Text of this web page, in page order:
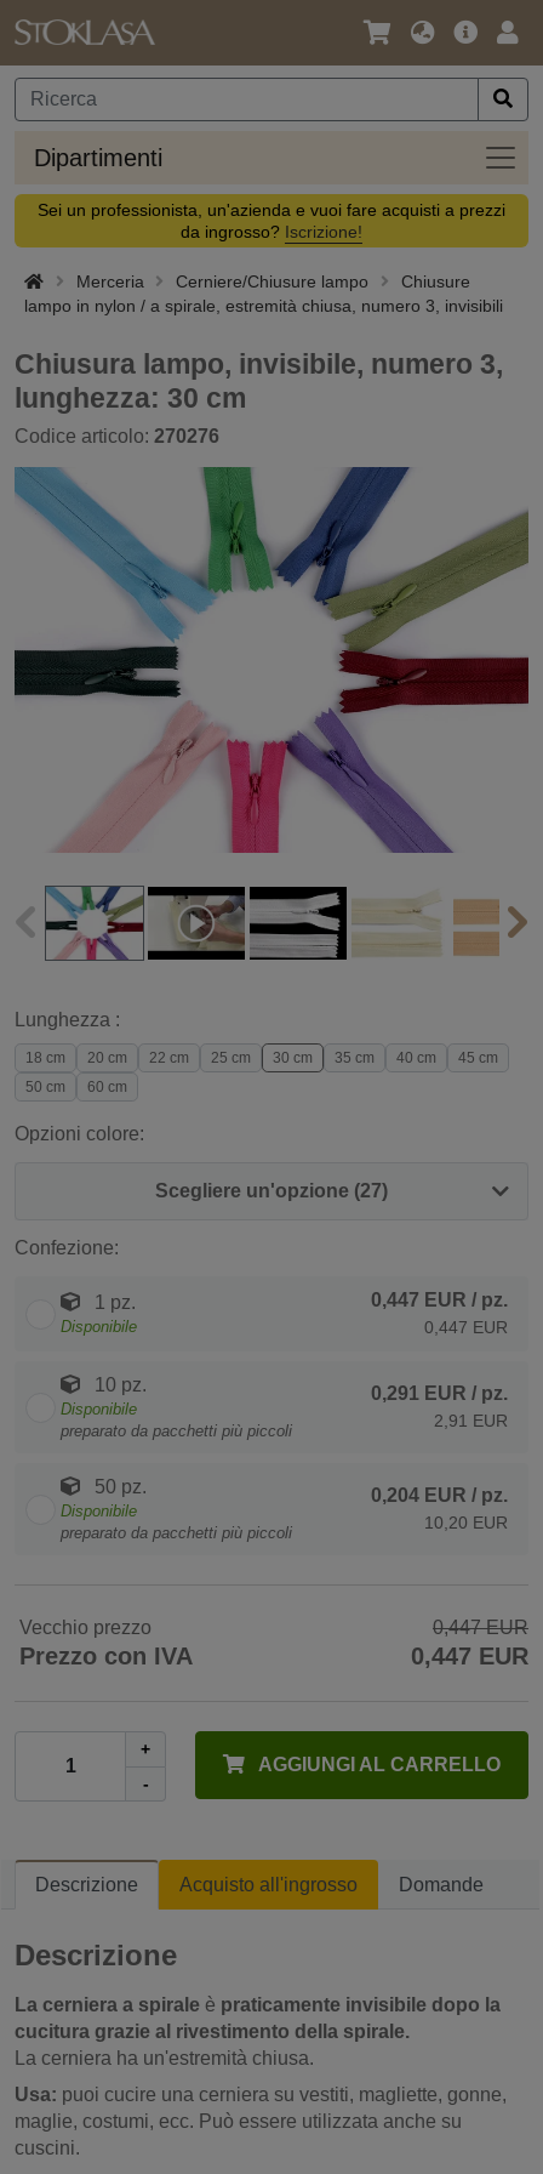
Lingua
Valuta
Offerta
Dipartimenti
Sei un professionista, un'azienda e vuoi fare acquisti a prezzi
da ingrosso? Iscrizione!
Merceria Cerniere/Chiusure lampo
Chiusure
lampo in nylon / a spirale, estremità chiusa, numero 3, invisibili
Chiusura lampo, invisibile, numero 3,
lunghezza: 30 cm
Codice articolo: 270276
Lunghezza :
18 cm 20 cm 22 cm 25 cm 30 cm 35 cm 40 cm
45 cm
50 cm
60 cm
Opzioni colore:
Scegliere un'opzione (27)
Confezione:
1 pz.
Disponibile
0,447 EUR / pz.
0,447 EUR
10 pz.
Disponibile
preparato da pacchetti più piccoli
0,291 EUR / pz.
2,91 EUR
50 pz.
Disponibile
preparato da pacchetti più piccoli
0,204 EUR / pz.
10,20 EUR
Vecchio prezzo 0,447 EUR
Prezzo con IVA 0,447 EUR
+
-
AGGIUNGI AL CARRELLO
Descrizione Acquisto all'ingrosso Domande
Descrizione
La cerniera a spirale è praticamente invisibile dopo la
cucitura grazie al rivestimento della spirale.
La cerniera ha un'estremità chiusa.
Usa: puoi cucire una cerniera su vestiti, magliette, gonne,
maglie, costumi, ecc. Può essere utilizzata anche su
cuscini.